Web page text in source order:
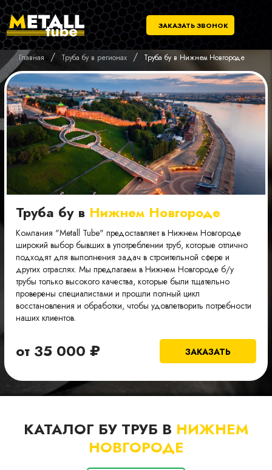
ЗАКАЗАТЬ ЗВОНОК
Главная / Труба бу в регионах / Труба бу в Нижнем Новгороде
Труба бу в Нижнем Новгороде
Компания "Metall Tube" предоставляет в Нижнем Новгороде
широкий выбор бывших в употреблении труб, которые отлично
подходят для выполнения задач в строительной сфере и
других отраслях. Мы предлагаем в Нижнем Новгороде б/у
трубы только высокого качества, которые были тщательно
проверены специалистами и прошли полный цикл
восстановления и обработки, чтобы удовлетворить потребности
наших клиентов.
от 35 000 ₽ ЗАКАЗАТЬ
КАТАЛОГ БУ ТРУБ В НИЖНЕМ
НОВГОРОДЕ